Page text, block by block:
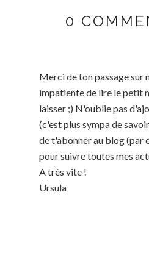
0
Merci de ton passage sur
impatiente de lire le petit
laisser ;) N'oublie pas
(c'est plus sympa de
de t'abonner au blog (par
pour suivre toutes mes
A très vite !
Ursula